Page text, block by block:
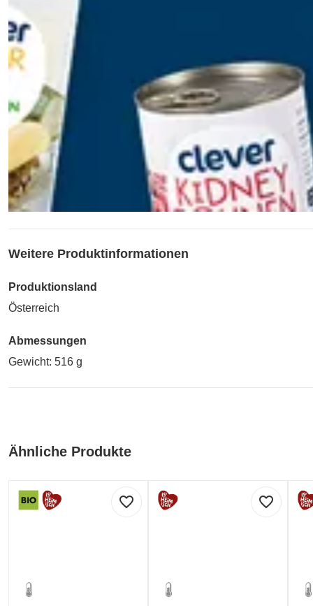
Weitere Produktinformationen
Produktionsland
Österreich
Abmessungen
Gewicht: 516 g
Ähnliche Produkte
favorite_border favorite_border